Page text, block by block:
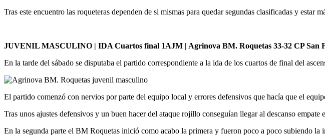
Tras este encuentro las roqueteras dependen de si mismas para quedar segundas clasificadas y estar
JUVENIL MASCULINO | IDA Cuartos final 1AJM | Agrinova BM. Roquetas 33-32 CP San
En la tarde del sábado se disputaba el partido correspondiente a la ida de los cuartos de final del
El partido comenzó con nervios por parte del equipo local y errores defensivos que hacía que el
Tras unos ajustes defensivos y un buen hacer del ataque rojillo conseguían llegar al descanso
En la segunda parte el BM Roquetas inició como acabo la primera y fueron poco a poco subiendo